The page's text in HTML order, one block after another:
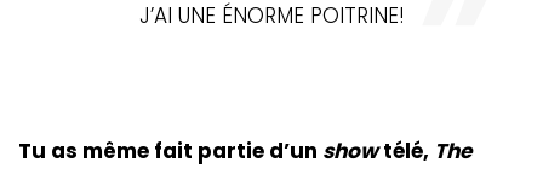
J’AI UNE ÉNORME POITRINE!
Tu as même fait partie d’un showtélé, The